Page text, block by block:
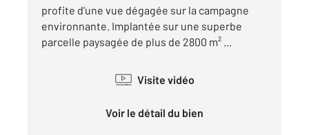
profite d'une vue dégagée sur la campagne
environnante. Implantée sur une superbe
parcelle paysagée de plus de 2800 m² ...
Visite vidéo
Voir le détail du bien